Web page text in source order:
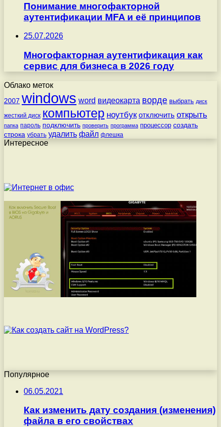
Понимание многофакторной
аутентификации MFA и её принципов
25.07.2026
Многофакторная аутентификация как
сервис для бизнеса в 2026 году
Облако меток
2007 windows word видеокарта ворде выбрать диск
жесткий диск компьютер ноутбук отключить открыть
папка пароль подключить проверить программа процессор создать
строка убрать удалить файл флешка
Интересное
Популярное
06.05.2021
Как изменить дату создания (изменения)
файла в его свойствах